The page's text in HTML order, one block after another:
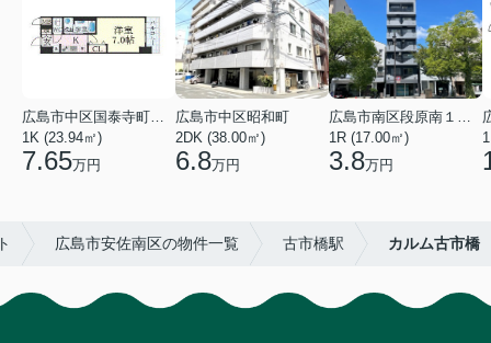
1K (23.94㎡)
7.65万円
広島市中区昭和町
2DK (38.00㎡)
6.8万円
1R (17.00㎡)
3.8万円
広島市安佐南区の物件一覧 古市橋駅 カルム古市橋